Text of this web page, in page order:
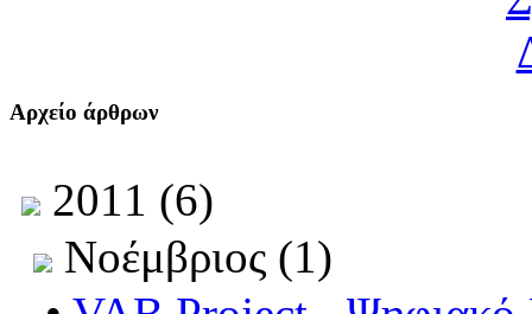
Αρχείο άρθρων
2011 (6)
Νοέμβριος (1)